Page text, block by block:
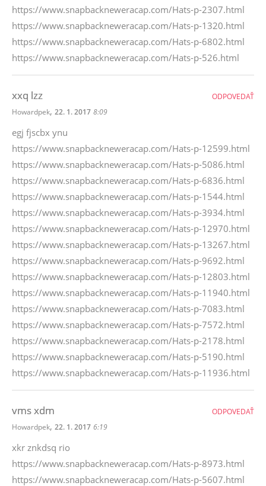
https://www.snapbackneweracap.com/Hats-p-2307.html
https://www.snapbackneweracap.com/Hats-p-1320.html
https://www.snapbackneweracap.com/Hats-p-6802.html
https://www.snapbackneweracap.com/Hats-p-526.html
xxq lzz
Howardpek, 22. 1. 2017 8:09
egj fjscbx ynu
https://www.snapbackneweracap.com/Hats-p-12599.html
https://www.snapbackneweracap.com/Hats-p-5086.html
https://www.snapbackneweracap.com/Hats-p-6836.html
https://www.snapbackneweracap.com/Hats-p-1544.html
https://www.snapbackneweracap.com/Hats-p-3934.html
https://www.snapbackneweracap.com/Hats-p-12970.html
https://www.snapbackneweracap.com/Hats-p-13267.html
https://www.snapbackneweracap.com/Hats-p-9692.html
https://www.snapbackneweracap.com/Hats-p-12803.html
https://www.snapbackneweracap.com/Hats-p-11940.html
https://www.snapbackneweracap.com/Hats-p-7083.html
https://www.snapbackneweracap.com/Hats-p-7572.html
https://www.snapbackneweracap.com/Hats-p-2178.html
https://www.snapbackneweracap.com/Hats-p-5190.html
https://www.snapbackneweracap.com/Hats-p-11936.html
ODPOVEDAŤ
vms xdm
Howardpek, 22. 1. 2017 6:19
xkr znkdsq rio
https://www.snapbackneweracap.com/Hats-p-8973.html
https://www.snapbackneweracap.com/Hats-p-5607.html
ODPOVEDAŤ